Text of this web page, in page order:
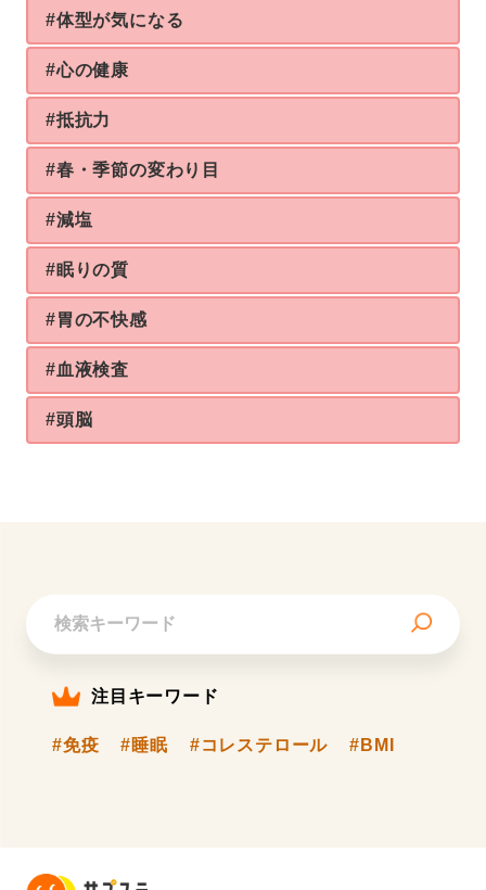
#体型が気になる
#心の健康
#抵抗力
#春・季節の変わり目
#減塩
#眠りの質
#胃の不快感
#血液検査
#頭脳
注目キーワード
#免疫 #睡眠 #コレステロール #BMI